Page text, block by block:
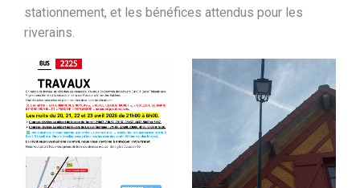
stationnement, et les bénéfices attendus pour les
riverains.